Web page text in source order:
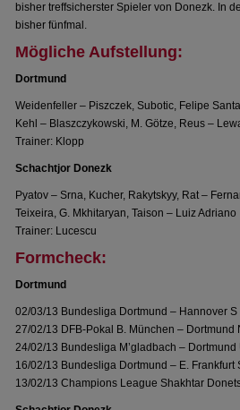
bisher treffsicherster Spieler von Donezk. In
bisher fünfmal.
Mögliche Aufstellung:
Dortmund
Weidenfeller – Piszczek, Subotic, Felipe
Kehl – Blaszczykowski, M. Götze, Reus –
Trainer: Klopp
Schachtjor Donezk
Pyatov – Srna, Kucher, Rakytskyy, Rat –
Teixeira, G. Mkhitaryan, Taison – Luiz Adriano
Trainer: Lucescu
Formcheck:
Dortmund
02/03/13 Bundesliga Dortmund – Hannover S
27/02/13 DFB-Pokal B. München – Dortmund
24/02/13 Bundesliga M’gladbach – Dortmund
16/02/13 Bundesliga Dortmund – E. Frankfurt
13/02/13 Champions League Shakhtar